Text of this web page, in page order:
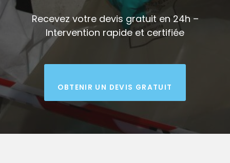
Recevez votre devis gratuit en 24h –
Intervention rapide et certifiée
OBTENIR UN DEVIS GRATUIT